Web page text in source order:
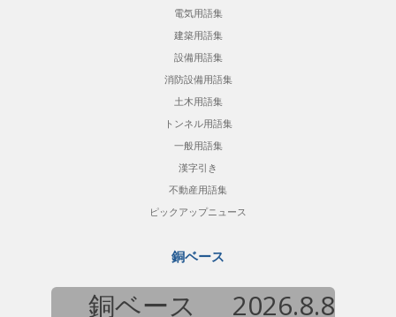
電気用語集
建築用語集
設備用語集
消防設備用語集
土木用語集
トンネル用語集
一般用語集
漢字引き
不動産用語集
ピックアップニュース
銅ベース
銅ベース 2026.8.8